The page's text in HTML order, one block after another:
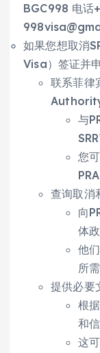
BGC998 电话
如果您想取消
Visa）签证并
联系菲
与
您
查询取消
向
体
他
所
提供必要
根
和
这